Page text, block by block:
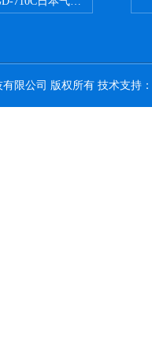
限公司 版权所有 技术支持：